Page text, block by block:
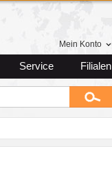
Mein Konto
Service Filialen